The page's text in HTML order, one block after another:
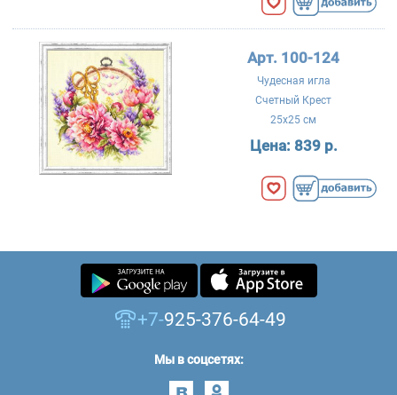
Арт. 100-124
Чудесная игла
Счетный Крест
25x25 см
Цена: 839 р.
+7-925-376-64-49
Мы в соцсетях: